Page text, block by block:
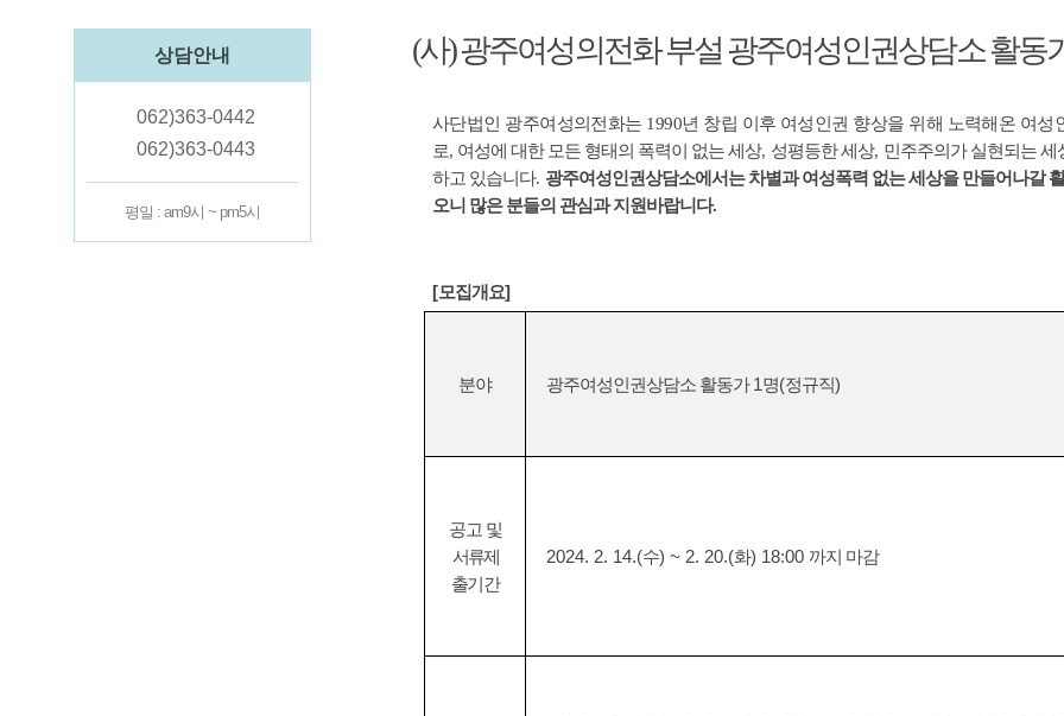
상담안내
062)363-0442
062)363-0443
평일 : am9시 ~ pm5시
(사)광주여성의전화 부설 광주여성인권상담소 활동
사단법인 광주여성의전화는 1990년 창립 이후 여성인권 향상을 위해 노력해온 여성
로, 여성에 대한 모든 형태의 폭력이 없는 세상, 성평등한 세상, 민주주의가 실현되는 세
하고 있습니다. 광주여성인권상담소에서는 차별과 여성폭력 없는 세상을 만들어나갈
오니 많은 분들의 관심과 지원바랍니다.
[모집개요]
분야 광주여성인권상담소 활동가1 명(정규직)
공고 및
서류제
출기간
2024. 2. 14.(수) ~ 2. 20.(화) 18:00 까지 마감